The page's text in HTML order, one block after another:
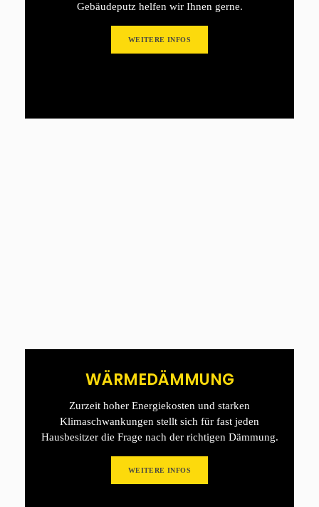
Gebäudeputz helfen wir Ihnen gerne.
WEITERE INFOS
WÄRMEDÄMMUNG
Zurzeit hoher Energiekosten und starken
Klimaschwankungen stellt sich für fast jeden
Hausbesitzer die Frage nach der richtigen Dämmung.
WEITERE INFOS